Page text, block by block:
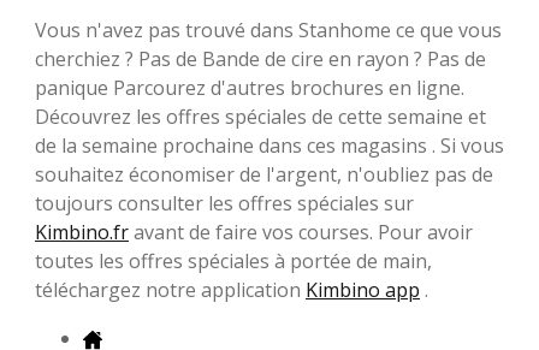
Vous n'avez pas trouvé dans Stanhome ce que vous
cherchiez ? Pas de Bande de cire en rayon ? Pas de
panique Parcourez d'autres brochures en ligne.
Découvrez les offres spéciales de cette semaine et
de la semaine prochaine dans ces magasins . Si vous
souhaitez économiser de l'argent, n'oubliez pas de
toujours consulter les offres spéciales sur
Kimbino.fravant de faire vos courses. Pour avoir
toutes les offres spéciales à portée de main,
téléchargez notre application Kimbino app .